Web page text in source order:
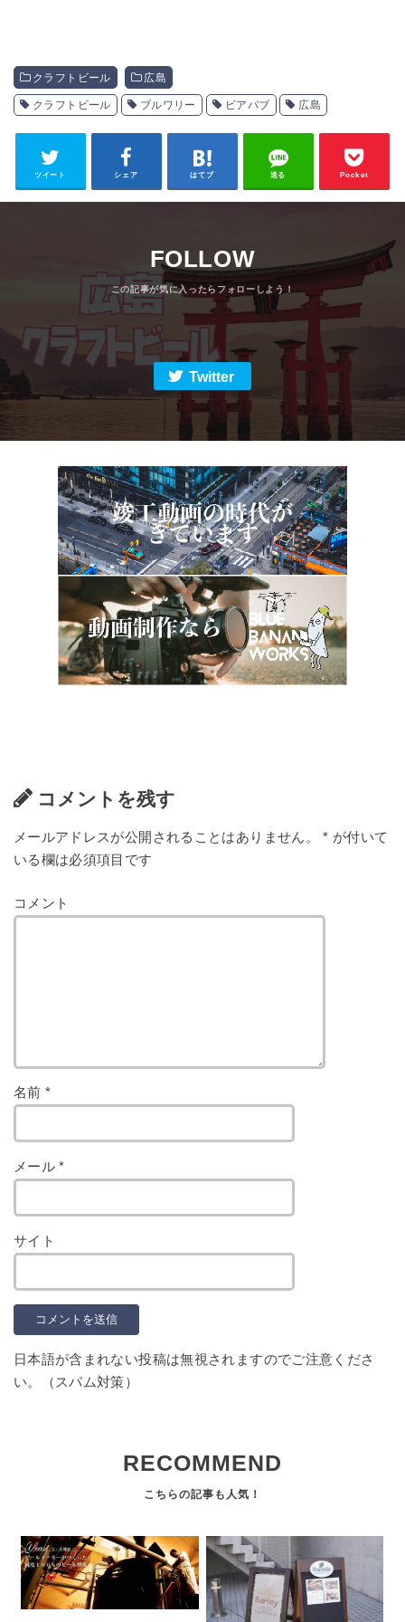
クラフトビール 広島
クラフトビール ブルワリー ビアパブ 広島
ツイート シェア はてブ 送る Pocket
FOLLOW
Twitter
コメントを残す
メールアドレスが公開されることはありません。 * が付いて
いる欄は必須項目です
コメント
名前 *
メール*
サイト
日本語が含まれない投稿は無視されますのでご注意くださ
い。（スパム対策）
RECOMMEND